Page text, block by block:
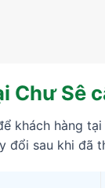
Chư Sê
khách hàng
đổi sau khi đã